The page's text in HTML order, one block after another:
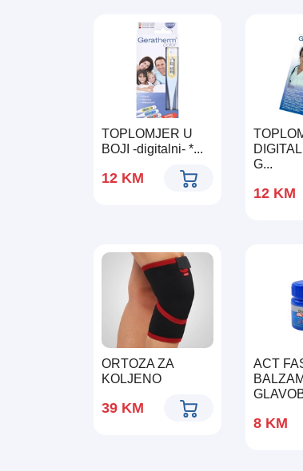
TOPLOMJER U
BOJI -digitalni- *...
12 KM
G...
12 KM
ORTOZA ZA
KOLJENO
39 KM
ACT
8 KM